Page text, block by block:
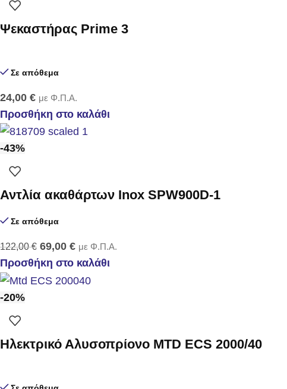
Ψεκαστήρας Prime 3
Σε απόθεμα
24,00 € με Φ.Π.Α.
Προσθήκη στο καλάθι
-43%
Αντλία ακαθάρτων Inox SPW900D-1
Σε απόθεμα
122,00€ 69,00 € με Φ.Π.Α.
Προσθήκη στο καλάθι
-20%
Ηλεκτρικό Αλυσοπρίονο MTD ECS 2000/40